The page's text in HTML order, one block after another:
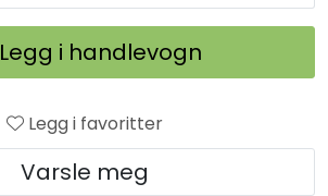
Legg i handlevogn
Legg i favoritter
Varsle meg